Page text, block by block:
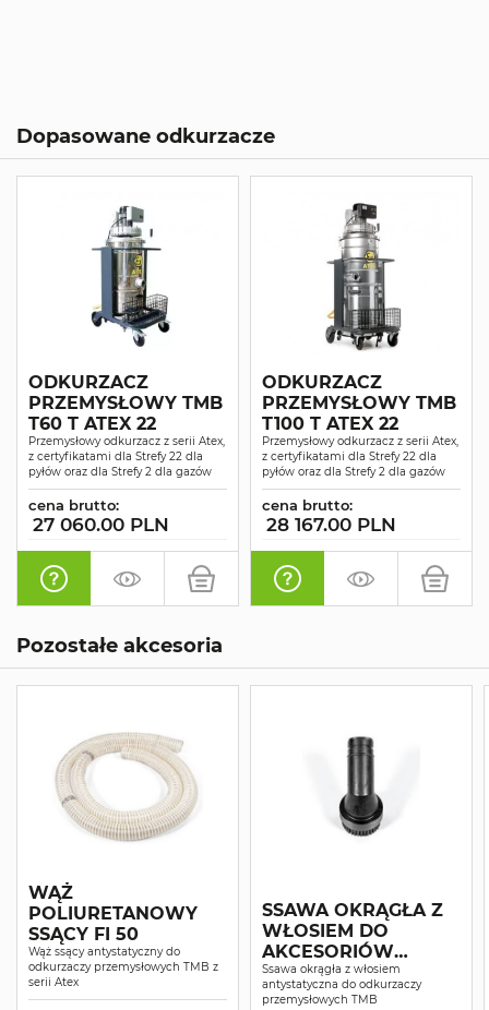
Dopasowane odkurzacze
ODKURZACZ
PRZEMYSŁOWY TMB
T60 T ATEX 22
Przemysłowy odkurzacz z serii Atex,
z certyfikatami dla Strefy 22 dla
pyłów oraz dla Strefy 2 dla gazów
cena brutto:
27 060.00 PLN
ODKURZACZ
PRZEMYSŁOWY TMB
T100 T ATEX 22
Przemysłowy odkurzacz z serii Atex,
z certyfikatami dla Strefy 22 dla
pyłów oraz dla Strefy 2 dla gazów
cena brutto:
28 167.00 PLN
Pozostałe akcesoria
WĄŻ
POLIURETANOWY
SSĄCY FI 50
Wąż ssący antystatyczny do
odkurzaczy przemysłowych TMB z
serii Atex
SSAWA OKRĄGŁA Z
WŁOSIEM DO
AKCESORIÓW
ANTYSTATYCZNYCH
FI 40
Ssawa okrągła z włosiem
antystatyczna do odkurzaczy
przemysłowych TMB